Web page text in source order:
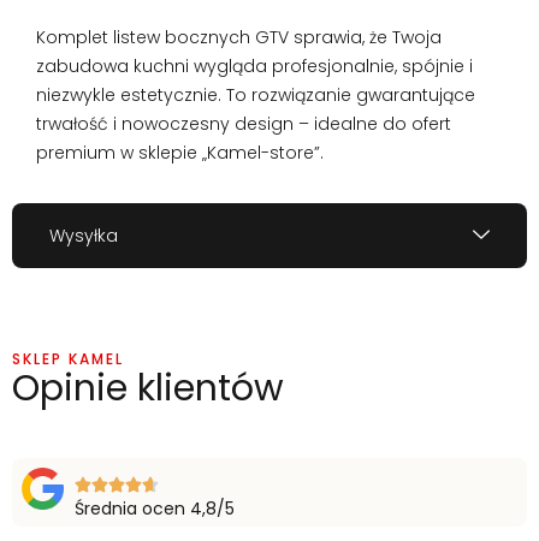
Komplet listew bocznych GTV sprawia, że Twoja
zabudowa kuchni wygląda profesjonalnie, spójnie i
niezwykle estetycznie. To rozwiązanie gwarantujące
trwałość i nowoczesny design – idealne do ofert
premium w sklepie „Kamel-store”.
Wysyłka
SKLEP KAMEL
Opinie klientów
Średnia ocen 4,8/5